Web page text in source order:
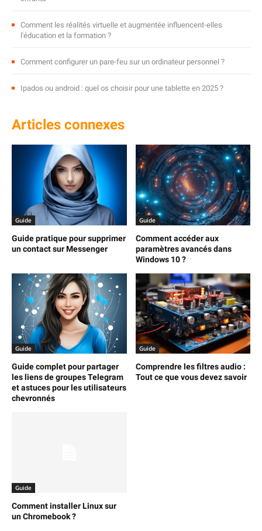
Comment les réalités virtuelle et augmentée influencent-elles
l'éducation et la formation ?
Comment configurer un pare-feu sur un ordinateur personnel ?
Ipados ou android : quel os choisir pour une tablette en 2025 ?
Articles connexes
Guide
Guide pratique pour supprimer
un contact sur Messenger
Guide
Comment accéder aux
paramètres avancés dans
Windows 10 ?
Guide
Guide complet pour partager
les liens de groupes Telegram
et astuces pour les utilisateurs
chevronnés
Guide
Comprendre les filtres audio :
Tout ce que vous devez savoir
Guide
Comment installer Linux sur
un Chromebook ?